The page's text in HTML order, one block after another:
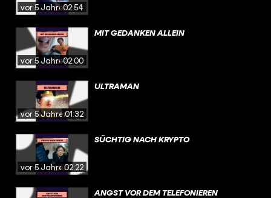
vor 5 Jahren02:54
vor 5 Jahren02:00
MIT GEDANKEN ALLEIN
vor 5 Jahren01:32
ULTRAMAN
vor 5 Jahren02:22
SÜCHTIG NACH KRYPTO
ANGST VOR DEM TELEFONIEREN